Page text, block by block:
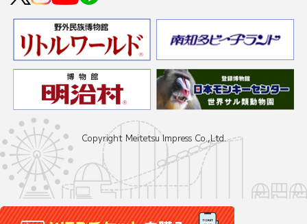
Copyright Meitetsu Impress Co.,Ltd.